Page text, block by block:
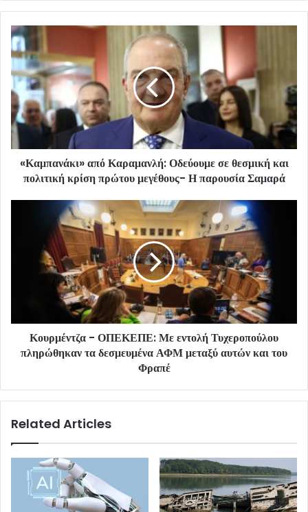
«Καμπανάκι» από Καραμανλή: Οδεύουμε σε θεσμική και
πολιτική κρίση πρώτου μεγέθους- Η παρουσία Σαμαρά
Κουρμέντζα - ΟΠΕΚΕΠΕ: Με εντολή Τυχεροπούλου
πληρώθηκαν τα δεσμευμένα ΑΦΜ μεταξύ αυτών και του
Φραπέ
Related Articles